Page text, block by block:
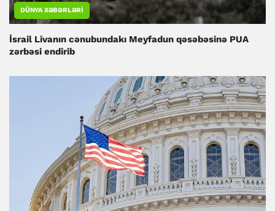
DÜNYA XƏBƏRLƏRI
İsrail Livanın cənubundakı Meyfadun qəsəbəsinə PUA
zərbəsi endirib